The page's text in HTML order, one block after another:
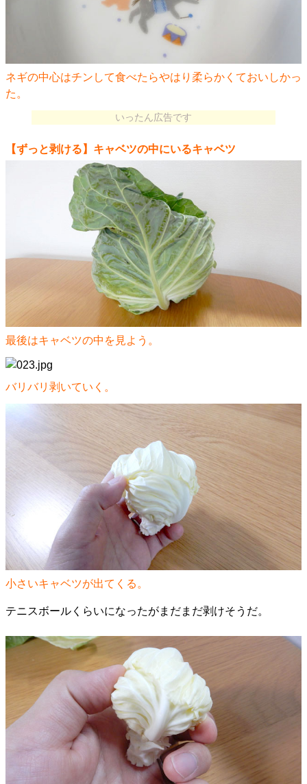
ネギの中心はチンして食べたらやはり柔らかくておいしかっ
た。
いったん広告です
【ずっと剥ける】キャベツの中にいるキャベツ
最後はキャベツの中を見よう。
バリバリ剥いていく。
小さいキャベツが出てくる。
テニスボールくらいになったがまだまだ剥けそうだ。